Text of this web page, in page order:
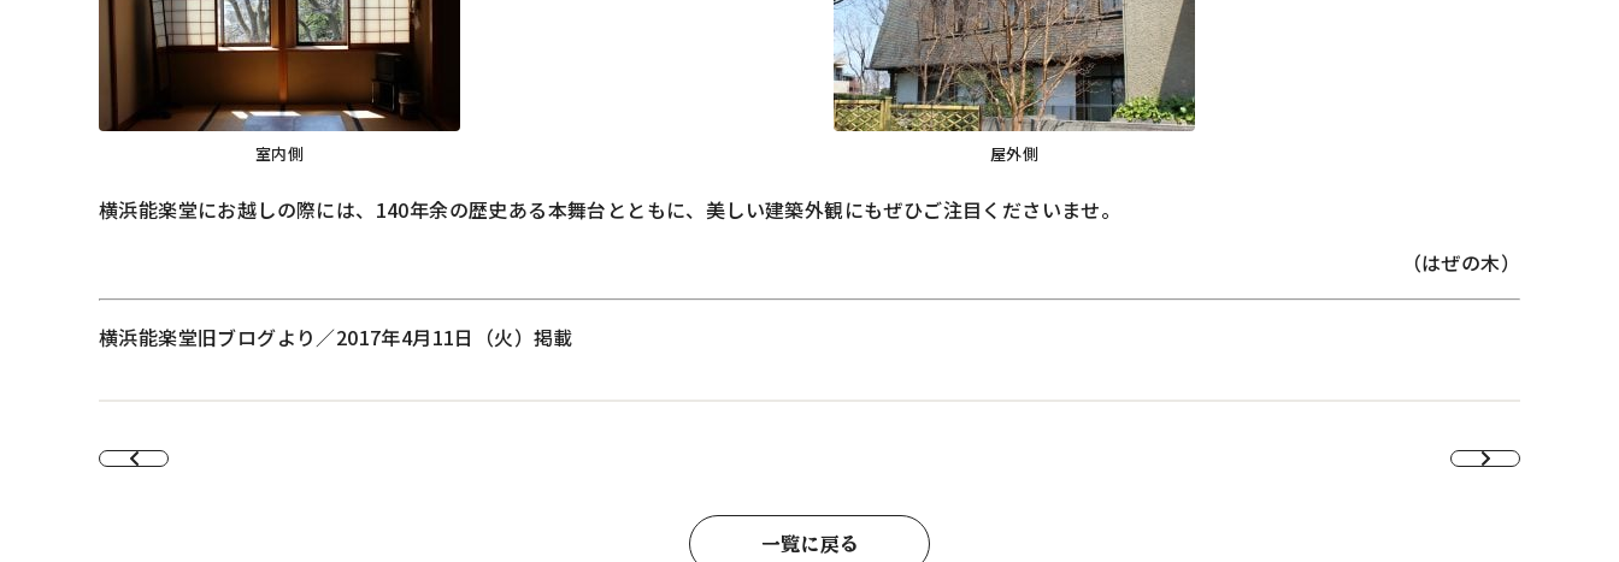
室内側 屋外側
横浜能楽堂にお越しの際には、140年余の歴史ある本舞台とともに、美しい建築外観にもぜひご注目くださいませ。
（はぜの木）
横浜能楽堂旧ブログより／2017年4月11日（火）掲載
一覧に戻る